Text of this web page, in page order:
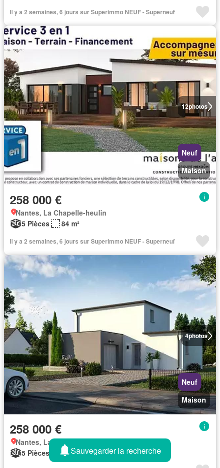
Il y a 2 semaines, 6 jours sur Superimmo NEUF - Superneuf
12photos
Neuf
Maison
258 000 €
Nantes, La Chapelle-heulin
5 Pièces
84 m²
Il y a 2 semaines, 6 jours sur Superimmo NEUF - Superneuf
4photos
Neuf
Maison
258 000 €
Nantes, La Chapelle-heulin
5 Pièces
84 m²Sauvegarder la recherche